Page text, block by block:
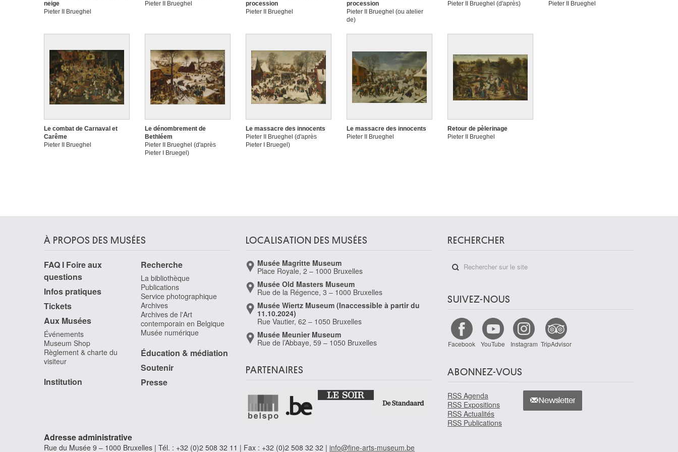
neige
Pieter II Brueghel
Pieter II Brueghel
procession
Pieter II Brueghel
procession
Pieter II Brueghel (ou atelier
de)
Pieter II Brueghel (d'après)
Pieter II Brueghel
Le combat de Carnaval et
Carême
Pieter II Brueghel
Le dénombrement de
Bethléem
Pieter II Brueghel (d'après
Pieter I Bruegel)
Le massacre des innocents
Pieter II Brueghel (d'après
Pieter I Bruegel)
Le massacre des innocents
Pieter II Brueghel
Retour de pèlerinage
Pieter II Brueghel
À PROPOS DES MUSÉES
FAQ I Foire aux
questions
Infos pratiques
Tickets
Aux Musées
Événements
Museum Shop
Règlement & charte du
visiteur
Institution
Recherche
La bibliothèque
Publications
Service photographique
Archives
Archives de l'Art
contemporain en Belgique
Musée numérique
Éducation & médiation
Soutenir
Presse
LOCALISATION DES MUSÉES
Musée Magritte Museum
Place Royale, 2 – 1000 Bruxelles
Musée Old Masters Museum
Rue de la Régence, 3 – 1000 Bruxelles
Musée Wiertz Museum (Inaccessible à partir du
11.10.2024)
Rue Vautier, 62 – 1050 Bruxelles
Musée Meunier Museum
Rue de l’Abbaye, 59 – 1050 Bruxelles
PARTENAIRES
RECHERCHER
SUIVEZ-NOUS
Facebook YouTube Instagram TripAdvisor
ABONNEZ-VOUS
RSS Agenda
RSS Expositions
RSS Actualités
RSS Publications
Newsletter
Adresse administrative
Rue du Musée 9 – 1000 Bruxelles | Tél. : +32 (0)2 508 32 11 | Fax : +32 (0)2 508 32 32 | info@fine-arts-museum.be